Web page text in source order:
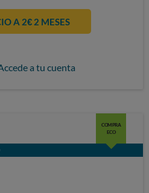
A 2€ 2 MESES
a tu cuenta
COMPRA
ECO